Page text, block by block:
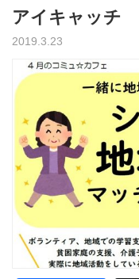
アイキャッチ
2019.3.23